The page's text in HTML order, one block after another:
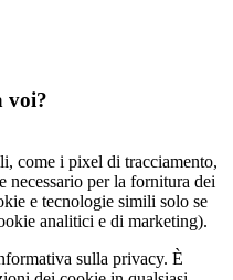
voi?
come i pixel di tracciamento,
necessario per la fornitura dei
e tecnologie simili solo se
analitici e di marketing).
sulla privacy. È